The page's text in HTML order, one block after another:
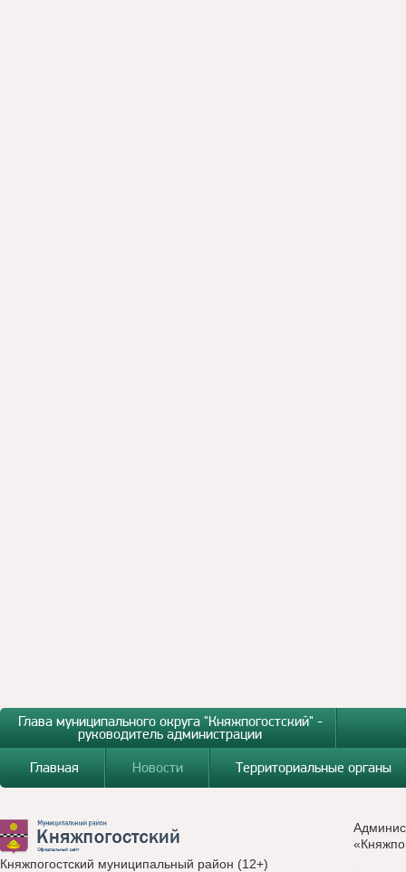
Глава муниципального округа "Княжпогостский" -
руководитель администрации
Главная
Новости Территориальные органы
Княжпогостский муниципальный район (12+)